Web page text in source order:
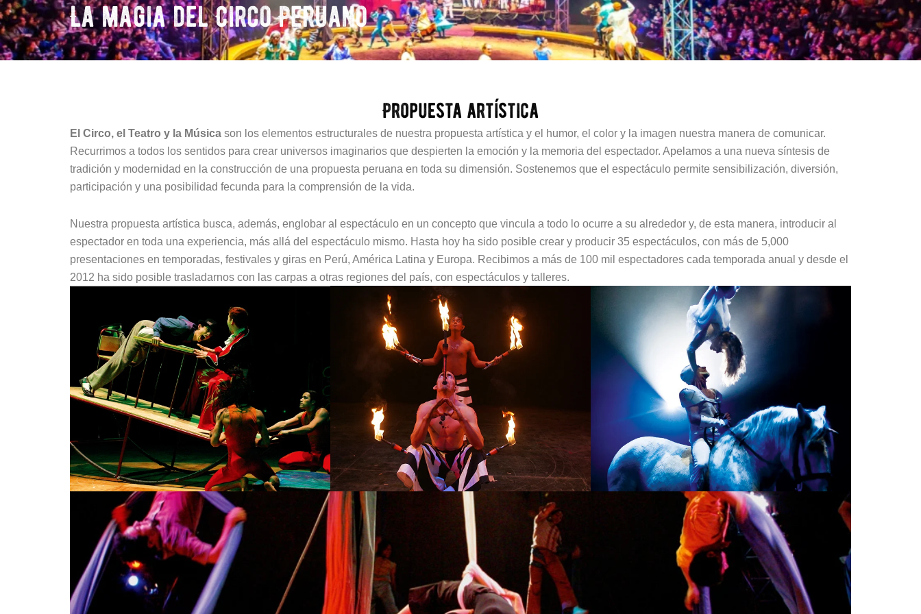
La magia del Circo Peruano
Propuesta artística
El Circo, el Teatro y la Música son los elementos estructurales de nuestra propuesta artística y el humor, el color y la imagen nuestra manera de comunicar.
Recurrimos a todos los sentidos para crear universos imaginarios que despierten la emoción y la memoria del espectador. Apelamos a una nueva síntesis de
tradición y modernidad en la construcción de una propuesta peruana en toda su dimensión. Sostenemos que el espectáculo permite sensibilización, diversión,
participación y una posibilidad fecunda para la comprensión de la vida.
Nuestra propuesta artística busca, además, englobar al espectáculo en un concepto que vincula a todo lo ocurre a su alrededor y, de esta manera, introducir al
espectador en toda una experiencia, más allá del espectáculo mismo. Hasta hoy ha sido posible crear y producir 35 espectáculos, con más de 5,000
presentaciones en temporadas, festivales y giras en Perú, América Latina y Europa. Recibimos a más de 100 mil espectadores cada temporada anual y desde el
2012 ha sido posible trasladarnos con las carpas a otras regiones del país, con espectáculos y talleres.